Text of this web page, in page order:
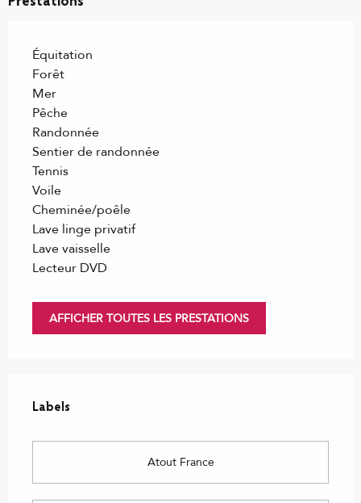
Équitation
Forêt
Mer
Pêche
Randonnée
Sentier de randonnée
Tennis
Voile
Cheminée/poêle
Lave linge privatif
Lave vaisselle
Lecteur DVD
AFFICHER TOUTES LES PRESTATIONS
Labels
Labels
Atout France